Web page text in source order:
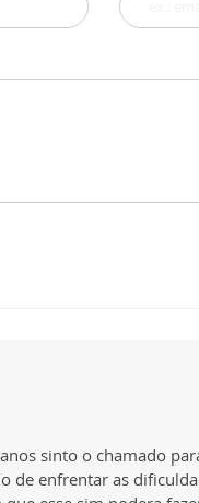
sinto o chamado
de enfrentar as